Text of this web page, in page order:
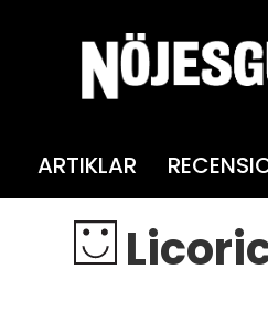
ARTIKLAR